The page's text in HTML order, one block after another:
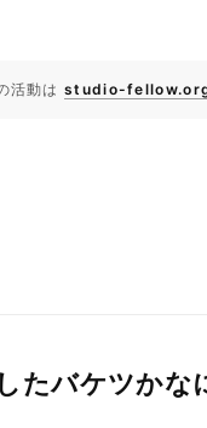
活動は studio-
たバケツかな